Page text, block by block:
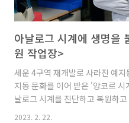
아날로그 시계에 생명을
원 작업장>
세운 4구역 재개발로 사라진 예
지동 문화를 이어 받은 '앙코르
날로그 시계를 진단하고 복원하
는 시대에 아날로그 시계의 의미
2023. 2. 22.